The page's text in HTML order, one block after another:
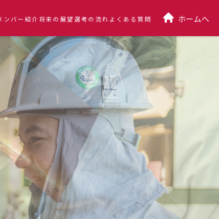
ンバー紹介 将来の展望選考の流れ よくある質問 ホームへ